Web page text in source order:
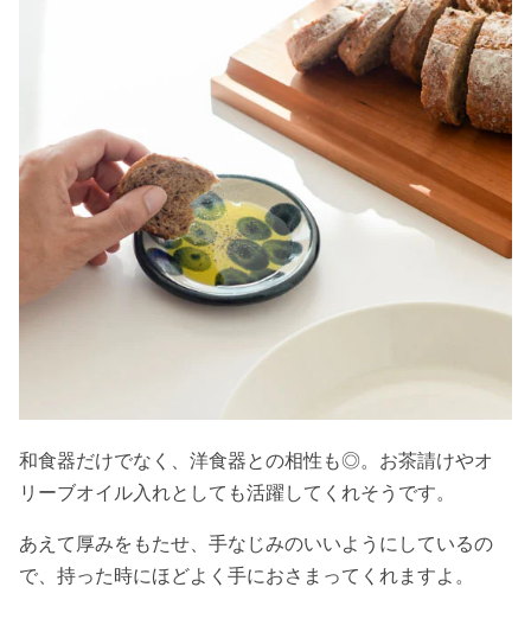
和食器だけでなく、洋食器との相性も◎。お茶請けやオ
リーブオイル入れとしても活躍してくれそうです。
あえて厚みをもたせ、手なじみのいいようにしているの
で、持った時にほどよく手におさまってくれますよ。